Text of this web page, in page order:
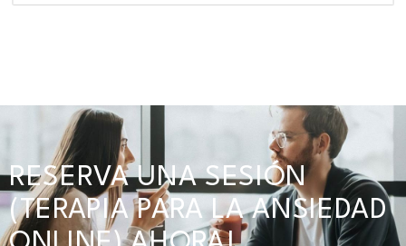
RESERVA UNA SESIÓN
(TERAPIA PARA LA ANSIEDAD